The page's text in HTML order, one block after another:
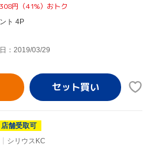
円（41%）おトク
ト 4P
：2019/03/29
店舗受取可
シリウスKC